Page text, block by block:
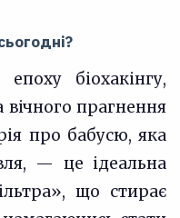
біохакінгу,
вічного прагнення
про бабусю, яка
— це ідеальна
що стирає